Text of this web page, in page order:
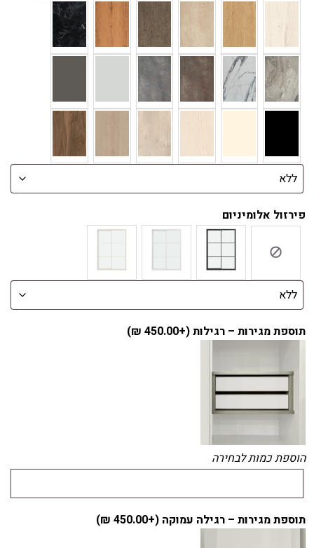
פירזול אלומיניום
תוספת מגירות – רגילות (+450.00
₪
)
הוספת כמות לבחירה
תוספת מגירות – רגילה עמוקה (+450.00
₪
)